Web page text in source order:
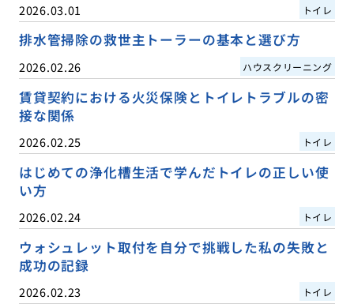
2026.03.01 トイレ
排水管掃除の救世主トーラーの基本と選び方
2026.02.26 ハウスクリーニング
賃貸契約における火災保険とトイレトラブルの密
接な関係
2026.02.25 トイレ
はじめての浄化槽生活で学んだトイレの正しい使
い方
2026.02.24 トイレ
ウォシュレット取付を自分で挑戦した私の失敗と
成功の記録
2026.02.23 トイレ